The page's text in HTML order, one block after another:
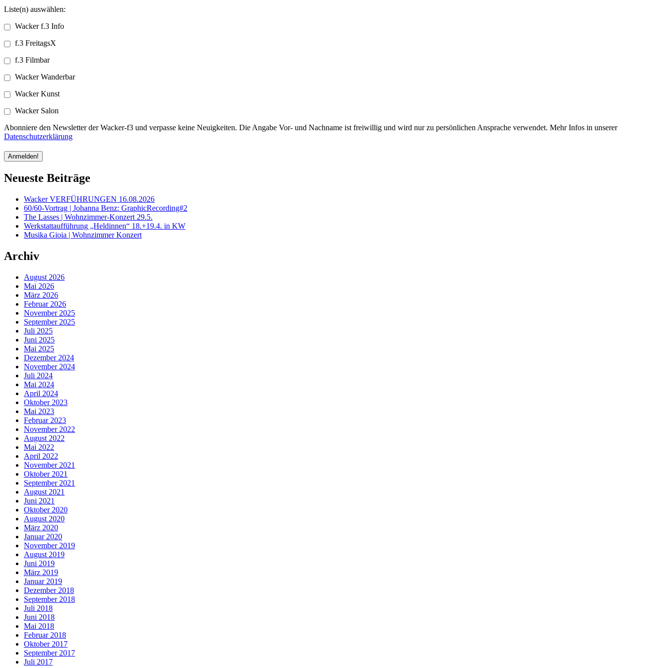
Liste(n) auswählen:
Wacker f.3 Info
f.3 FreitagsX
f.3 Filmbar
Wacker Wanderbar
Wacker Kunst
Wacker Salon
Abonniere den Newsletter der Wacker-f3 und verpasse keine Neuigkeiten. Die Angabe Vor- und Nachname ist freiwillig und wird nur zu persönlichen Ansprache verwendet. Mehr Infos in unserer
Datenschutzerklärung
Neueste Beiträge
Wacker VERFÜHRUNGEN 16.08.2026
60/60-Vortrag | Johanna Benz: GraphicRecording#2
The Lasses | Wohnzimmer-Konzert 29.5.
Werkstattaufführung „Heldinnen“ 18.+19.4. in KW
Musika Gioia | Wohnzimmer Konzert
Archiv
August 2026
Mai 2026
März 2026
Februar 2026
November 2025
September 2025
Juli 2025
Juni 2025
Mai 2025
Dezember 2024
November 2024
Juli 2024
Mai 2024
April 2024
Oktober 2023
Mai 2023
Februar 2023
November 2022
August 2022
Mai 2022
April 2022
November 2021
Oktober 2021
September 2021
August 2021
Juni 2021
Oktober 2020
August 2020
März 2020
Januar 2020
November 2019
August 2019
Juni 2019
März 2019
Januar 2019
Dezember 2018
September 2018
Juli 2018
Juni 2018
Mai 2018
Februar 2018
Oktober 2017
September 2017
Juli 2017